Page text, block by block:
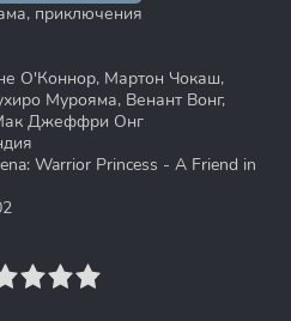
приключения
О'Коннор, Мартон Чокаш,
Мурояма, Венант Вонг,
Джеффри Онг
Warrior Princess - A Friend in